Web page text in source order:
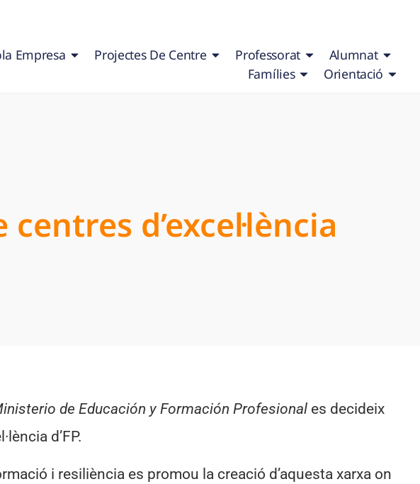
Empresa Projectes De Centre Professorat
Alumnat
Famílies
Orientació
centres d’excel·lència
de Educación y Formación Profesionales decideix
d’FP.
i resiliència es promou la creació d’aquesta xarxa on